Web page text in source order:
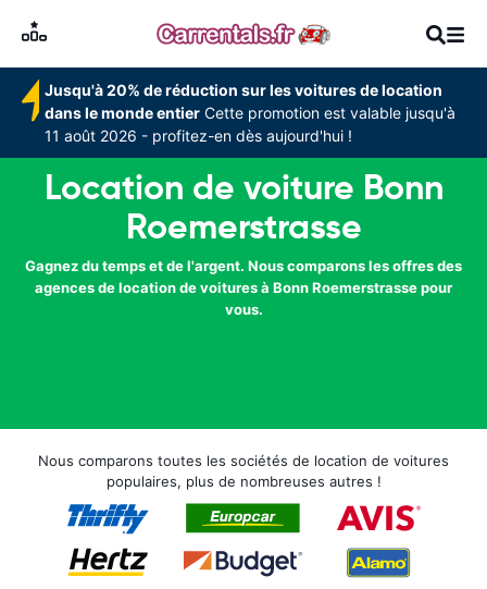
Jusqu'à 20% de réduction sur les voitures de location
dans le monde entier Cette promotion est valable jusqu'à
11 août 2026 - profitez-en dès aujourd'hui !
Location de voiture Bonn
Roemerstrasse
Gagnez du temps et de l'argent. Nous comparons les offres des
agences de location de voitures à Bonn Roemerstrasse pour
vous.
Nous comparons toutes les sociétés de location de voitures
populaires, plus de nombreuses autres !